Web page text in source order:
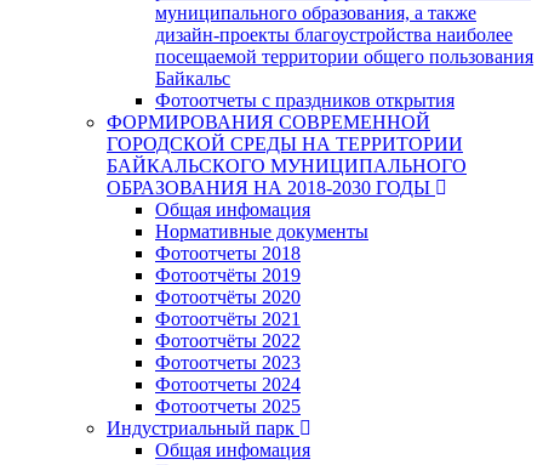
муниципального образования, а также
дизайн-проекты благоустройства наиболее
посещаемой территории общего пользования
Байкальс
Фотоотчеты с праздников открытия
ФОРМИРОВАНИЯ СОВРЕМЕННОЙ
ГОРОДСКОЙ СРЕДЫ НА ТЕРРИТОРИИ
БАЙКАЛЬСКОГО МУНИЦИПАЛЬНОГО
ОБРАЗОВАНИЯ НА 2018-2030 ГОДЫ
Общая инфомация
Нормативные документы
Фотоотчеты 2018
Фотоотчёты 2019
Фотоотчёты 2020
Фотоотчёты 2021
Фотоотчёты 2022
Фотоотчеты 2023
Фотоотчеты 2024
Фотоотчеты 2025
Индустриальный парк
Общая инфомация